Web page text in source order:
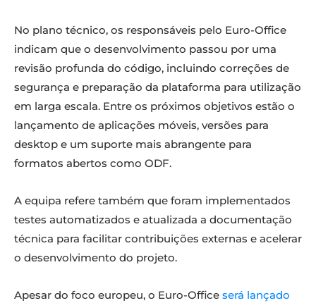
No plano técnico, os responsáveis pelo Euro-Office
indicam que o desenvolvimento passou por uma
revisão profunda do código, incluindo correções de
segurança e preparação da plataforma para utilização
em larga escala. Entre os próximos objetivos estão o
lançamento de aplicações móveis, versões para
desktop e um suporte mais abrangente para
formatos abertos como ODF.
A equipa refere também que foram implementados
testes automatizados e atualizada a documentação
técnica para facilitar contribuições externas e acelerar
o desenvolvimento do projeto.
Apesar do foco europeu, o Euro-Office será lançado